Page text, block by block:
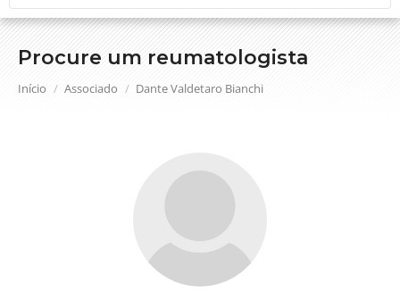
Procure um reumatologista
Você está aqui:
Início Associado Dante Valdetaro Bianchi